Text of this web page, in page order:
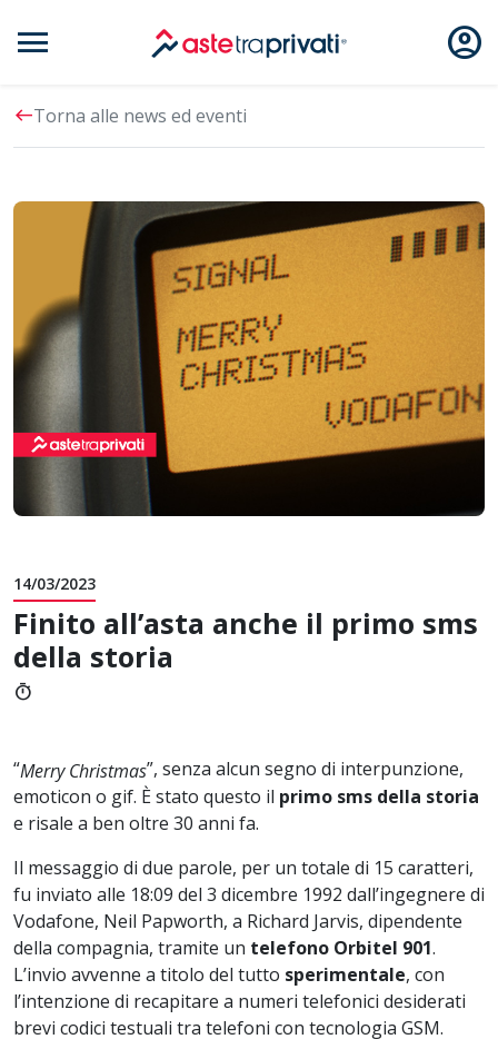
menu Aste account_circle
westTorna alle news ed eventi
14/03/2023
Finito all’asta anche il primo sms
della storia
timer
“Merry Christmas”, senza alcun segno di interpunzione,
emoticon o gif. È stato questo il primo sms della storia
e risale a ben oltre 30 anni fa.
Il messaggio di due parole, per un totale di 15 caratteri,
fu inviato alle 18:09 del 3 dicembre 1992 dall’ingegnere di
Vodafone, Neil Papworth, a Richard Jarvis, dipendente
della compagnia, tramite un telefono Orbitel 901.
L’invio avvenne a titolo del tutto sperimentale, con
l’intenzione di recapitare a numeri telefonici desiderati
brevi codici testuali tra telefoni con tecnologia GSM.